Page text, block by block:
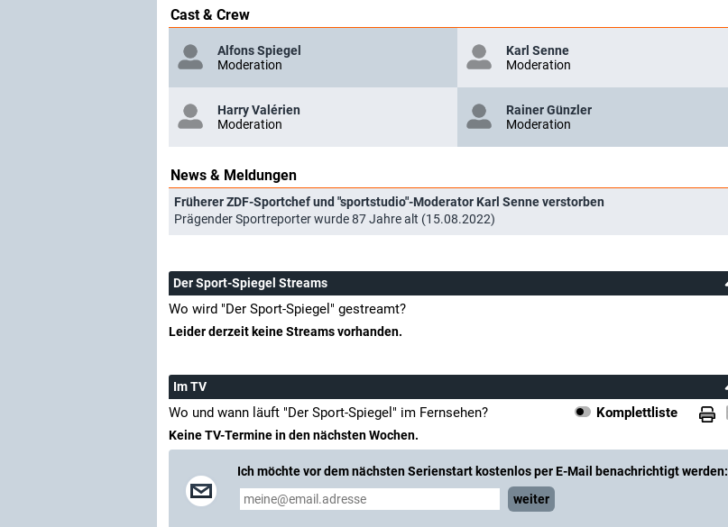
Cast & Crew
Alfons Spiegel
Moderation
Karl Senne
Moderation
Harry Valérien
Moderation
Rainer Günzler
Moderation
News & Meldungen
Früherer ZDF-Sportchef und "sportstudio"-Moderator Karl Senne verstorben
Prägender Sportreporter wurde 87 Jahre alt (15.08.2022)
Der Sport-Spiegel Streams
Wo wird "Der Sport-Spiegel" gestreamt?
Leider derzeit keine Streams vorhanden.
Im TV
Wo und wann läuft "Der Sport-Spiegel" im Fernsehen? Komplettliste
Keine TV-Termine in den nächsten Wochen.
Ich möchte vor dem nächsten Serienstart kostenlos per E-Mail benachrichtigt werden:
weiter